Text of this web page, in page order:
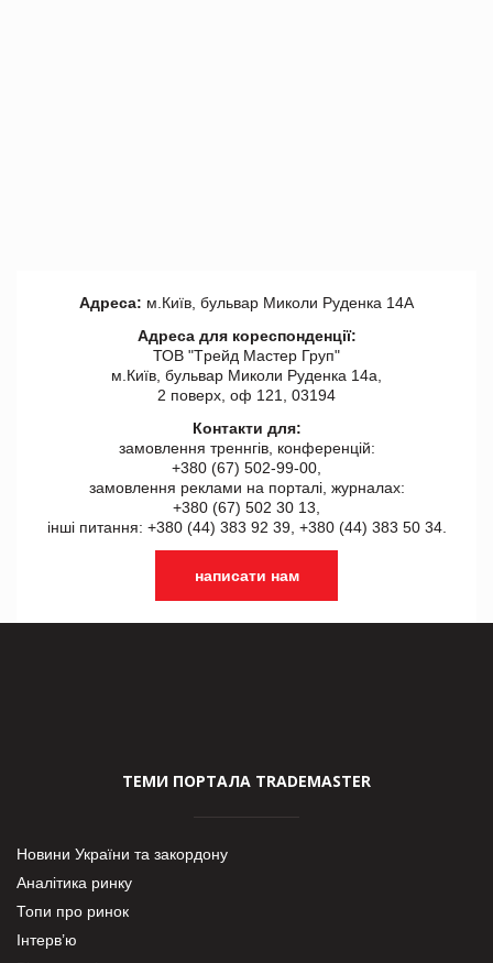
Адреса: м.Київ, бульвар Миколи Руденка 14А
Адреса для кореспонденції:
ТОВ "Tрейд Мастер Груп"
м.Київ, бульвар Миколи Руденка 14а,
2 поверх, оф 121, 03194
Контакти для:
замовлення треннгів, конференцій:
+380 (67) 502-99-00,
замовлення реклами на порталі, журналах:
+380 (67) 502 30 13,
інші питання: +380 (44) 383 92 39, +380 (44) 383 50 34.
написати нам
ТЕМИ ПОРТАЛА TRADEMASTER
Новини України та закордону
Аналітика ринку
Топи про ринок
Інтерв’ю